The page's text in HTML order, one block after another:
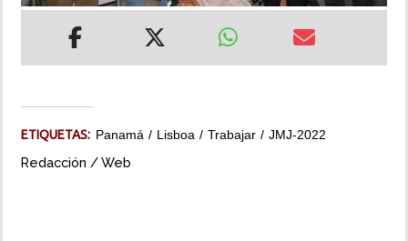
ETIQUETAS: Panamá Lisboa Trabajar JMJ-2022
Redacción / Web